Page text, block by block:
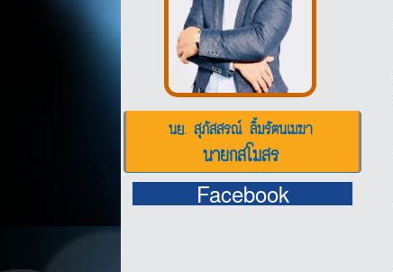
นย. สุภัสสรณ์ ลิ้มรัตนเมฆา
นายกสโมสร
Facebook